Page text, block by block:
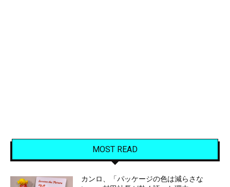
MOST READ
カンロ、「パッケージの色は減らさな